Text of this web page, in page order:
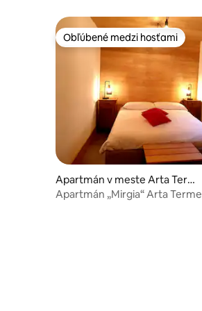
Obľúbené medzi hosťami
Obľúbené medzi hosťami
Apartmán v meste Arta Term
e
Apartmán „Mirgia“ Arta Terme